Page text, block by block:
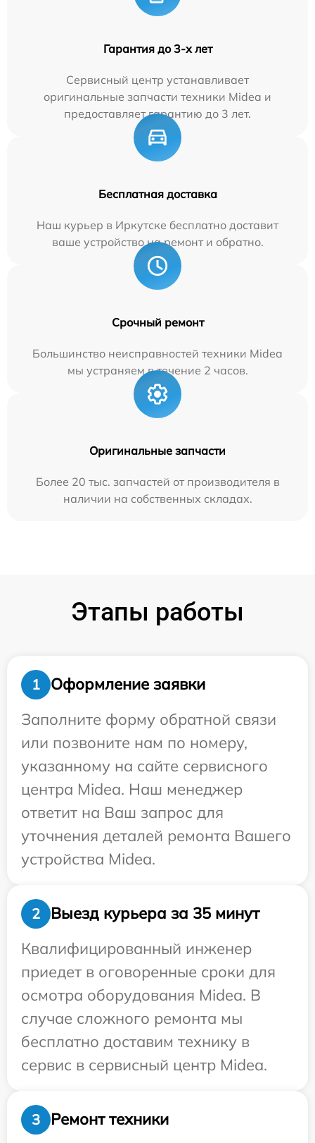
Гарантия до 3-х лет
Сервисный центр устанавливает
оригинальные запчасти техники Midea и
предоставляет гарантию до 3 лет.
Бесплатная доставка
Наш курьер в Иркутске бесплатно доставит
ваше устройство на ремонт и обратно.
Срочный ремонт
Большинство неисправностей техники Midea
мы устраняем в течение 2 часов.
Оригинальные запчасти
Более 20 тыс. запчастей от производителя в
наличии на собственных складах.
Этапы работы
1
Оформление заявки
Заполните форму обратной связи
или позвоните нам по номеру,
указанному на сайте сервисного
центра Midea. Наш менеджер
ответит на Ваш запрос для
уточнения деталей ремонта Вашего
устройства Midea.
2
Выезд курьера за 35 минут
Квалифицированный инженер
приедет в оговоренные сроки для
осмотра оборудования Midea. В
случае сложного ремонта мы
бесплатно доставим технику в
сервис в сервисный центр Midea.
3 Ремонт техники